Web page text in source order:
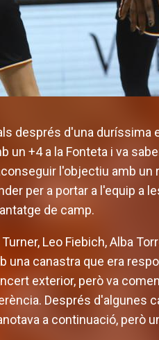
després d'una duríssima
un +4 a la Fonteta i va
l'objectiu amb
per a portar a l'equip a
de camp.
Leo Fiebich, Alba
una canastra que era
exterior, però va
Després d'algunes
a continuació, però